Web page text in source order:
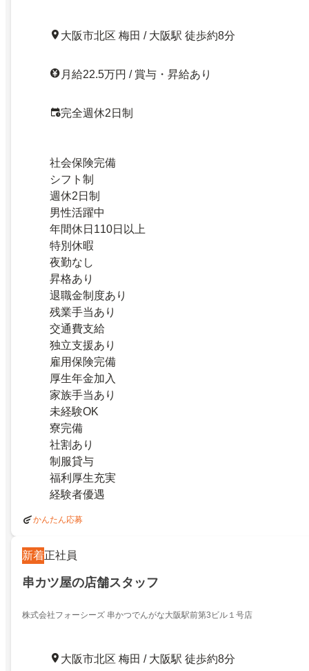
大阪市北区 梅田 / 大阪駅 徒歩約8分
月給22.5万円 / 賞与・昇給あり
完全週休2日制
社会保険完備
シフト制
週休2日制
男性活躍中
年間休日110日以上
特別休暇
夜勤なし
昇格あり
退職金制度あり
残業手当あり
交通費支給
独立支援あり
雇用保険完備
厚生年金加入
家族手当あり
未経験OK
寮完備
社割あり
制服貸与
福利厚生充実
経験者優遇
かんたん応募
新着正社員
串カツ屋の店舗スタッフ
株式会社フォーシーズ 串かつでんがな大阪駅前第3ビル１号店
大阪市北区 梅田 / 大阪駅 徒歩約8分